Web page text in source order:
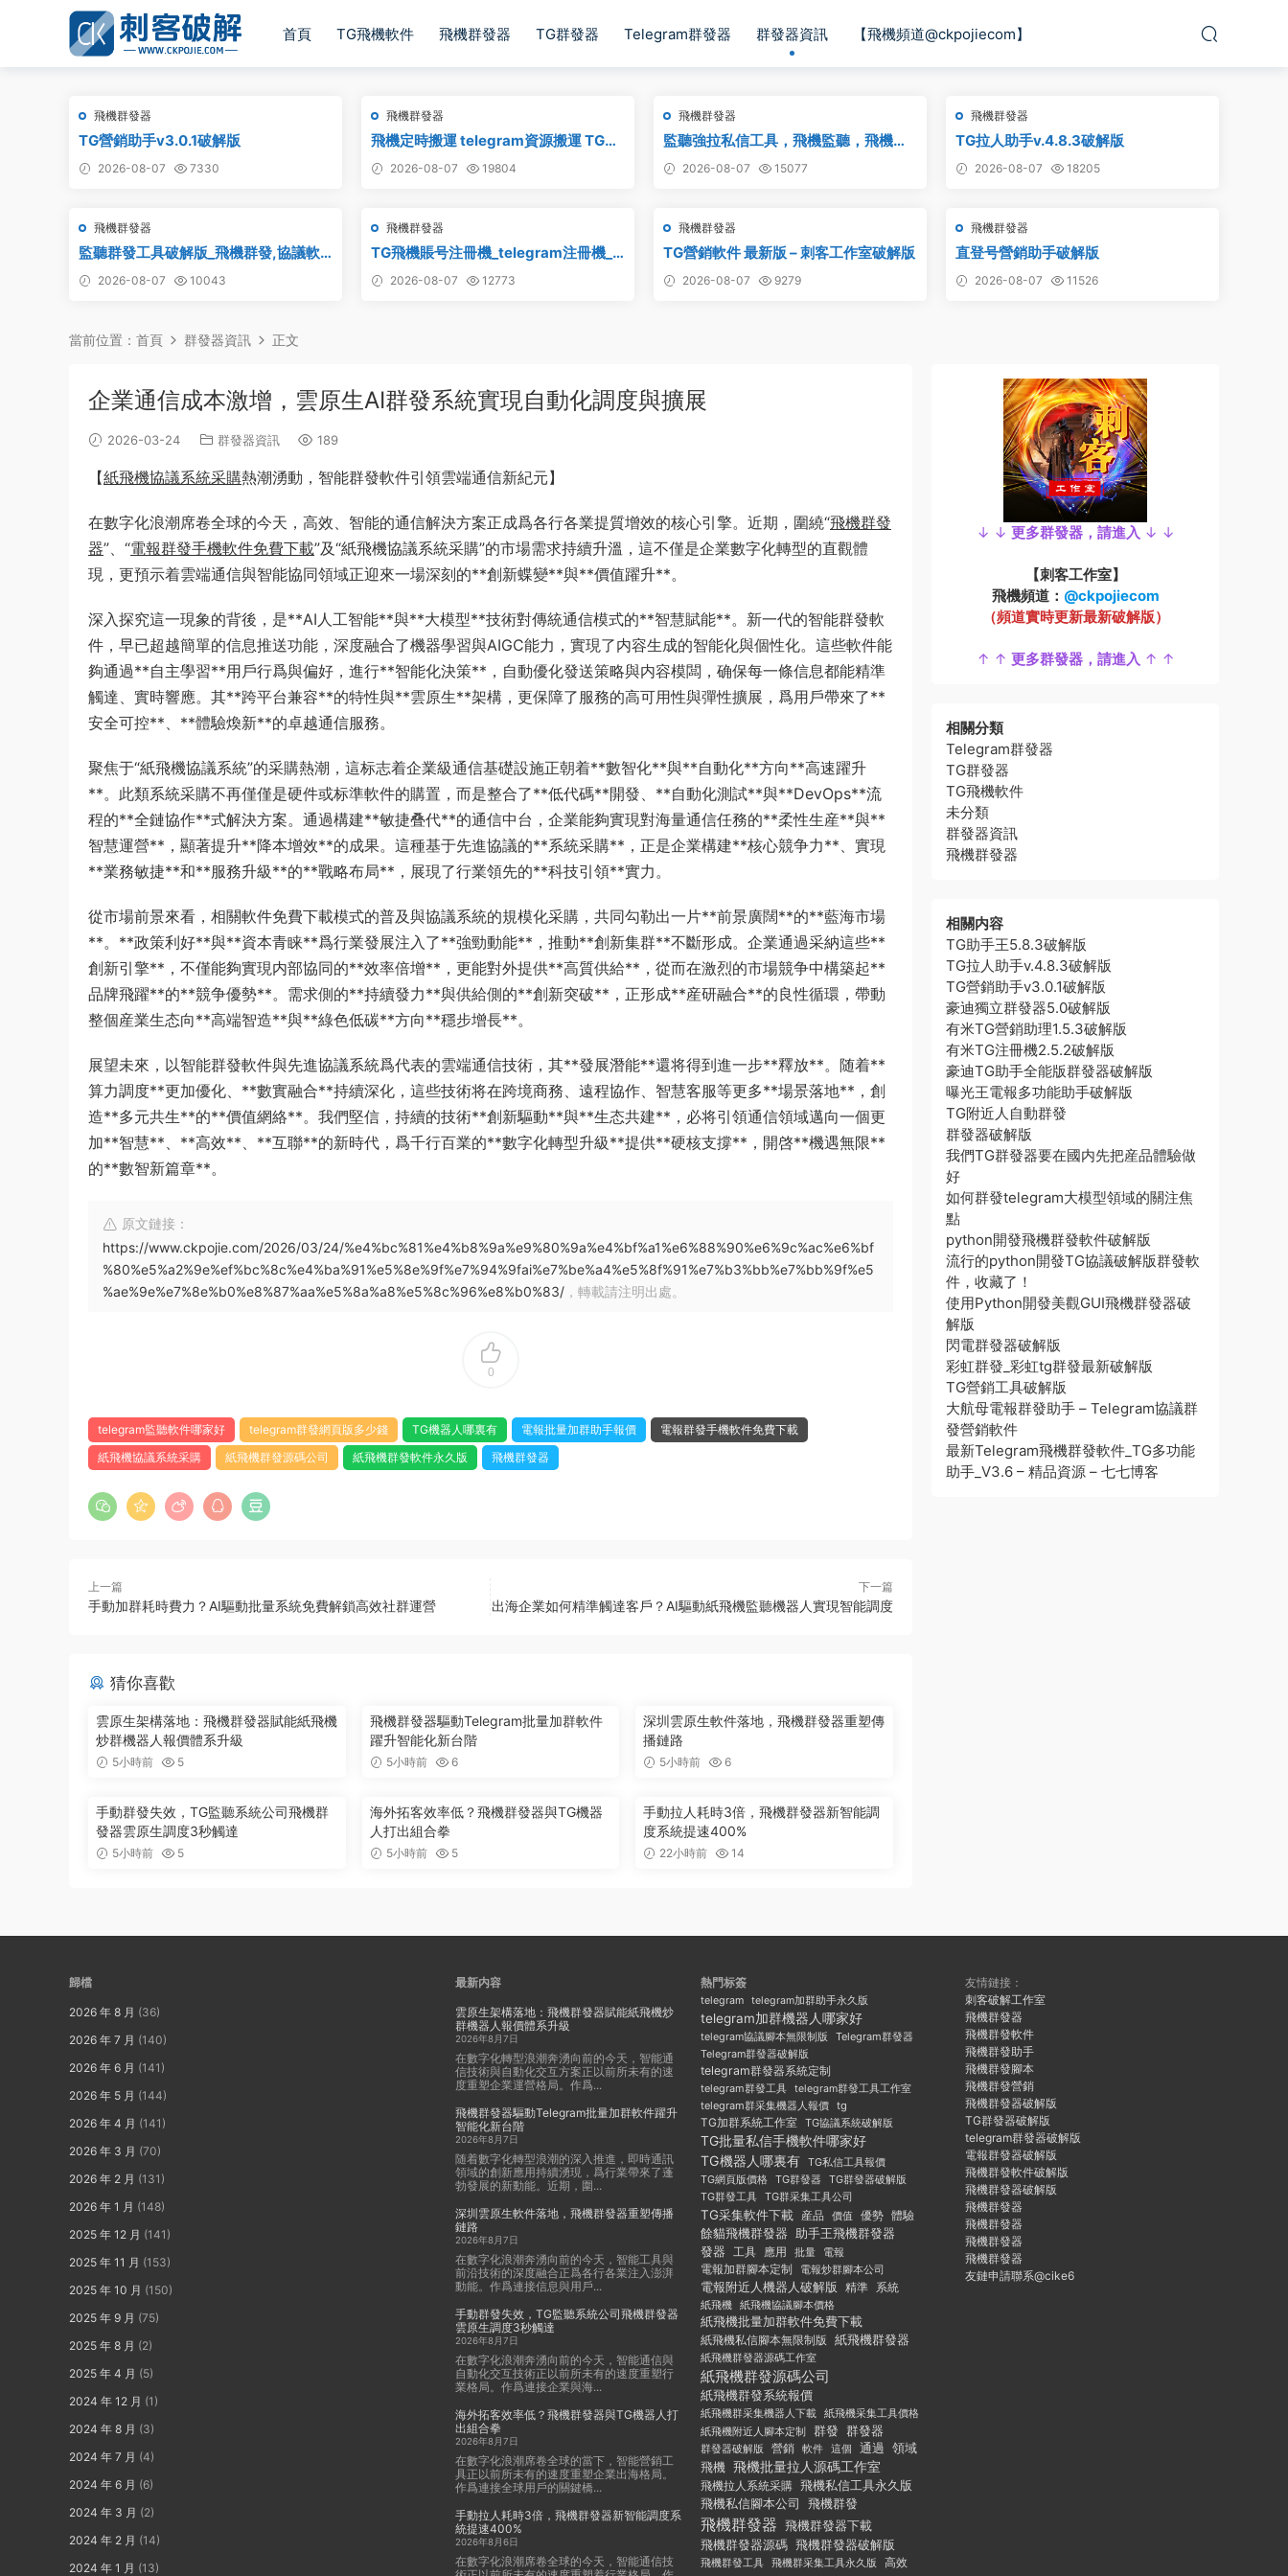
首頁 TG飛機軟件 飛機群發器 TG群發器 Telegram群發器 群發器資訊 【飛機頻道@ckpojiecom】
飛機群發器
TG營銷助手v3.0.1破解版
2026-08-07 7330
飛機群發器
飛機定時搬運 telegram資源搬運 TG頻
道搬運 電報頻道克隆
2026-08-07 19804
飛機群發器
監聽強拉私信工具，飛機監聽，飛機監
聽強拉，飛機監聽自動拉人，破解版
2026-08-07 15077
飛機群發器
TG拉人助手v.4.8.3破解版
2026-08-07 18205
飛機群發器
監聽群發工具破解版_飛機群發,協議軟
件,群發助手,群發工具,tg群發
2026-08-07 10043
飛機群發器
TG飛機賬号注冊機_telegram注冊機_
電報飛機号注冊機破解版
2026-08-07 12773
飛機群發器
TG營銷軟件 最新版 – 刺客工作室破解版
2026-08-07 9279
飛機群發器
直登号營銷助手破解版
2026-08-07 11526
當前位置： 首頁 群發器資訊 正文
企業通信成本激增，雲原生AI群發系統實現自動化調度與擴展
2026-03-24 群發器資訊 189
【紙飛機協議系統采購熱潮湧動，智能群發軟件引領雲端通信新紀元】
在數字化浪潮席卷全球的今天，高效、智能的通信解決方案正成爲各行各業提質增效的核心引擎。近期，圍繞“飛機群發
器”、“電報群發手機軟件免費下載”及“紙飛機協議系統采購”的市場需求持續升溫，這不僅是企業數字化轉型的直觀體
現，更預示着雲端通信與智能協同領域正迎來一場深刻的**創新蝶變**與**價值躍升**。
深入探究這一現象的背後，是**AI人工智能**與**大模型**技術對傳統通信模式的**智慧賦能**。新一代的智能群發軟
件，早已超越簡單的信息推送功能，深度融合了機器學習與AIGC能力，實現了内容生成的智能化與個性化。這些軟件能
夠通過**自主學習**用戶行爲與偏好，進行**智能化決策**，自動優化發送策略與内容模闆，确保每一條信息都能精準
觸達、實時響應。其**跨平台兼容**的特性與**雲原生**架構，更保障了服務的高可用性與彈性擴展，爲用戶帶來了**
安全可控**、**體驗煥新**的卓越通信服務。
聚焦于“紙飛機協議系統”的采購熱潮，這标志着企業級通信基礎設施正朝着**數智化**與**自動化**方向**高速躍升
**。此類系統采購不再僅僅是硬件或标準軟件的購置，而是整合了**低代碼**開發、**自動化測試**與**DevOps**流
程的**全鏈協作**式解決方案。通過構建**敏捷叠代**的通信中台，企業能夠實現對海量通信任務的**柔性生産**與**
智慧運營**，顯著提升**降本增效**的成果。這種基于先進協議的**系統采購**，正是企業構建**核心競争力**、實現
**業務敏捷**和**服務升級**的**戰略布局**，展現了行業領先的**科技引領**實力。
從市場前景來看，相關軟件免費下載模式的普及與協議系統的規模化采購，共同勾勒出一片**前景廣闊**的**藍海市場
**。**政策利好**與**資本青睐**爲行業發展注入了**強勁動能**，推動**創新集群**不斷形成。企業通過采納這些**
創新引擎**，不僅能夠實現内部協同的**效率倍增**，更能對外提供**高質供給**，從而在激烈的市場競争中構築起**
品牌飛躍**的**競争優勢**。需求側的**持續發力**與供給側的**創新突破**，正形成**産研融合**的良性循環，帶動
整個産業生态向**高端智造**與**綠色低碳**方向**穩步增長**。
展望未來，以智能群發軟件與先進協議系統爲代表的雲端通信技術，其**發展潛能**還将得到進一步**釋放**。随着**
算力調度**更加優化、**數實融合**持續深化，這些技術将在跨境商務、遠程協作、智慧客服等更多**場景落地**，創
造**多元共生**的**價值網絡**。我們堅信，持續的技術**創新驅動**與**生态共建**，必将引領通信領域邁向一個更
加**智慧**、**高效**、**互聯**的新時代，爲千行百業的**數字化轉型升級**提供**硬核支撐**，開啓**機遇無限**
的**數智新篇章**。
原文鏈接：
https://www.ckpojie.com/2026/03/24/%e4%bc%81%e4%b8%9a%e9%80%9a%e4%bf%a1%e6%88%90%e6%9c%ac%e6%bf
%80%e5%a2%9e%ef%bc%8c%e4%ba%91%e5%8e%9f%e7%94%9fai%e7%be%a4%e5%8f%91%e7%b3%bb%e7%bb%9f%e5
%ae%9e%e7%8e%b0%e8%87%aa%e5%8a%a8%e5%8c%96%e8%b0%83/ ，轉載請注明出處。
0
telegram監聽軟件哪家好 telegram群發網頁版多少錢 TG機器人哪裏有 電報批量加群助手報價
電報群發手機軟件免費下載
紙飛機協議系統采購
紙飛機群發源碼公司 紙飛機群發軟件永久版 飛機群發器
上一篇
手動加群耗時費力？AI驅動批量系統免費解鎖高效社群運營
下一篇
出海企業如何精準觸達客戶？AI驅動紙飛機監聽機器人實現智能調度
猜你喜歡
雲原生架構落地：飛機群發器賦能紙飛機
炒群機器人報價體系升級
5小時前 5
飛機群發器驅動Telegram批量加群軟件
躍升智能化新台階
5小時前 6
深圳雲原生軟件落地，飛機群發器重塑傳
播鏈路
5小時前 6
手動群發失效，TG監聽系統公司飛機群
發器雲原生調度3秒觸達
5小時前 5
海外拓客效率低？飛機群發器與TG機器
人打出組合拳
5小時前 5
手動拉人耗時3倍，飛機群發器新智能調
度系統提速400%
22小時前 14
↓ ↓ 更多群發器，請進入 ↓ ↓
【刺客工作室】
飛機頻道： @ckpojiecom
（頻道實時更新最新破解版）
↑ ↑ 更多群發器，請進入 ↑ ↑
相關分類
Telegram群發器
TG群發器
TG飛機軟件
未分類
群發器資訊
飛機群發器
相關内容
TG助手王5.8.3破解版
TG拉人助手v.4.8.3破解版
TG營銷助手v3.0.1破解版
豪迪獨立群發器5.0破解版
有米TG營銷助理1.5.3破解版
有米TG注冊機2.5.2破解版
豪迪TG助手全能版群發器破解版
曝光王電報多功能助手破解版
TG附近人自動群發
群發器破解版
我們TG群發器要在國内先把産品體驗做
好
如何群發telegram大模型領域的關注焦
點
python開發飛機群發軟件破解版
流行的python開發TG協議破解版群發軟
件，收藏了！
使用Python開發美觀GUI飛機群發器破
解版
閃電群發器破解版
彩虹群發_彩虹tg群發最新破解版
TG營銷工具破解版
大航母電報群發助手 – Telegram協議群
發營銷軟件
最新Telegram飛機群發軟件_TG多功能
助手_V3.6 – 精品資源 – 七七博客
歸檔
2026 年 8 月 (36)
2026 年 7 月 (140)
2026 年 6 月 (141)
2026 年 5 月 (144)
2026 年 4 月 (141)
2026 年 3 月 (70)
2026 年 2 月 (131)
2026 年 1 月 (148)
2025 年 12 月 (141)
2025 年 11 月 (153)
2025 年 10 月 (150)
2025 年 9 月 (75)
2025 年 8 月 (2)
2025 年 4 月 (5)
2024 年 12 月 (1)
2024 年 8 月 (3)
2024 年 7 月 (4)
2024 年 6 月 (6)
2024 年 3 月 (2)
2024 年 2 月 (14)
2024 年 1 月 (13)
最新内容
雲原生架構落地：飛機群發器賦能紙飛機炒
群機器人報價體系升級
2026年8月7日
在數字化轉型浪潮奔湧向前的今天，智能通
信技術與自動化交互方案正以前所未有的速
度重塑企業運營格局。作爲...
飛機群發器驅動Telegram批量加群軟件躍升
智能化新台階
2026年8月7日
随着數字化轉型浪潮的深入推進，即時通訊
領域的創新應用持續湧現，爲行業帶來了蓬
勃發展的新動能。近期，圍...
深圳雲原生軟件落地，飛機群發器重塑傳播
鏈路
2026年8月7日
在數字化浪潮奔湧向前的今天，智能工具與
前沿技術的深度融合正爲各行各業注入澎湃
動能。作爲連接信息與用戶...
手動群發失效，TG監聽系統公司飛機群發器
雲原生調度3秒觸達
2026年8月7日
在數字化浪潮奔湧向前的今天，智能通信與
自動化交互技術正以前所未有的速度重塑行
業格局。作爲連接企業與海...
海外拓客效率低？飛機群發器與TG機器人打
出組合拳
2026年8月7日
在數字化浪潮席卷全球的當下，智能營銷工
具正以前所未有的速度重塑企業出海格局。
作爲連接全球用戶的關鍵橋...
手動拉人耗時3倍，飛機群發器新智能調度系
統提速400%
2026年8月6日
在數字化浪潮席卷全球的今天，智能通信技
熱門标簽
telegram telegram加群助手永久版
telegram加群機器人哪家好
telegram協議腳本無限制版
Telegram群發器
Telegram群發器破解版
telegram群發器系統定制
telegram群發工具 telegram群發工具工作室
telegram群采集機器人報價 tg
TG加群系統工作室 TG協議系統破解版
TG批量私信手機軟件哪家好
TG機器人哪裏有
TG私信工具報價
TG網頁版價格
TG群發器
TG群發器破解版
TG群發工具 TG群采集工具公司
TG采集軟件下載 産品 價值 優勢 體驗
餘貓飛機群發器 助手王飛機群發器
發器 工具 應用 批量 電報
電報加群腳本定制 電報炒群腳本公司
電報附近人機器人破解版 精準
系統
紙飛機
紙飛機協議腳本價格
紙飛機批量加群軟件免費下載
紙飛機私信腳本無限制版 紙飛機群發器
紙飛機群發器源碼工作室
紙飛機群發源碼公司
紙飛機群發系統報價
紙飛機群采集機器人下載 紙飛機采集工具價格
紙飛機附近人腳本定制
群發 群發器
群發器破解版 營銷 軟件 這個 通過 領域
飛機 飛機批量拉人源碼工作室
飛機拉人系統采購 飛機私信工具永久版
飛機私信腳本公司
飛機群發
飛機群發器 飛機群發器下載
飛機群發器源碼 飛機群發器破解版
飛機群發工具 飛機群采集工具永久版 高效
友情鏈接：
刺客破解工作室
飛機群發器
飛機群發軟件
飛機群發助手
飛機群發腳本
飛機群發營銷
飛機群發器破解版
TG群發器破解版
telegram群發器破解版
電報群發器破解版
飛機群發軟件破解版
飛機群發器破解版
飛機群發器
飛機群發器
飛機群發器
飛機群發器
友鏈申請聯系@cike6